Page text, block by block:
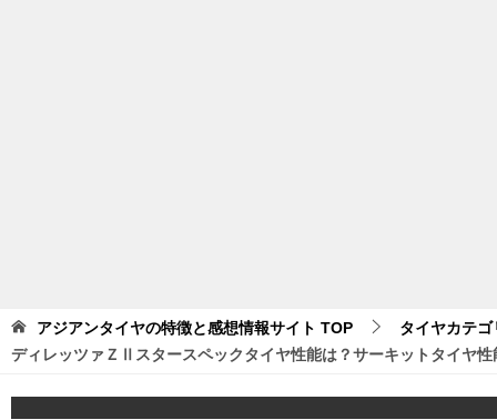
アジアンタイヤの特徴と感想情報サイト TOP
タイヤカテゴ
ディレッツァＺⅡスタースペックタイヤ性能は？サーキットタイヤ性